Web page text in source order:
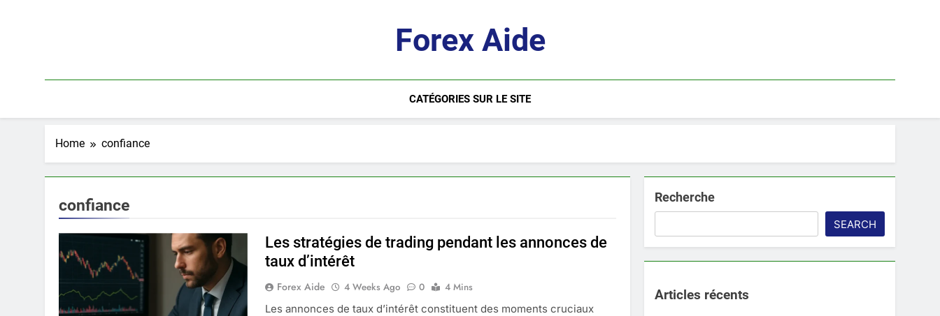
Forex Aide
CATÉGORIES SUR LE SITE
Home confiance
confiance
Les stratégies de trading pendant les annonces de
taux d’intérêt
Forex Aide 4 Weeks Ago 0
4 Mins
Les annonces de taux d’intérêt constituent des moments cruciaux
Recherche
SEARCH
Articles récents